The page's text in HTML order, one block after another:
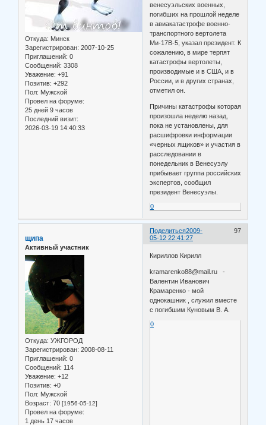
Откуда: Минск
Зарегистрирован: 2007-10-25
Приглашений: 0
Сообщений: 3308
Уважение: +91
Позитив: +292
Пол: Мужской
Провел на форуме:
25 дней 9 часов
Последний визит:
2026-03-19 14:40:33
венесуэльских военных,
погибших на прошлой неделе
в авиакатастрофе военно-
транспортного вертолета
Ми-17В-5, указал президент. К
сожалению, в мире терпят
катастрофы вертолеты,
производимые и в США, и в
России, и в других странах,
отметил он.
Причины катастрофы которая
произошла неделю назад,
пока не установлены, для
расшифровки информации
«черных ящиков» и участия в
расследовании в
понедельник в Венесуэлу
прибывает группа российских
экспертов, сообщил
президент Венесуэлы.
0
Поделиться 97
2009-
05-12 22:41:27
щипа
Активный участник
Откуда: УЖГОРОД
Зарегистрирован: 2008-08-11
Приглашений: 0
Сообщений: 114
Уважение: +12
Позитив: +0
Пол: Мужской
Возраст: 70 [1956-05-12]
Провел на форуме:
1 день 17 часов
Кириллов Кирилл
kramarenko88@mail.ru -
Валентин Иванович
Крамаренко - мой
однокашник , служил вместе
с погибшим Куновым В. А.
0